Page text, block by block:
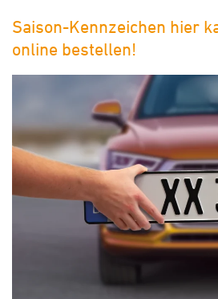
Saison-Kennzeichen hier
online bestellen!